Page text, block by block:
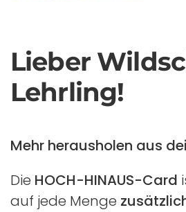
Lieber
Lehrling!
Mehr herausholen aus
Die HOCH-HINAUS-Card
auf jede Menge